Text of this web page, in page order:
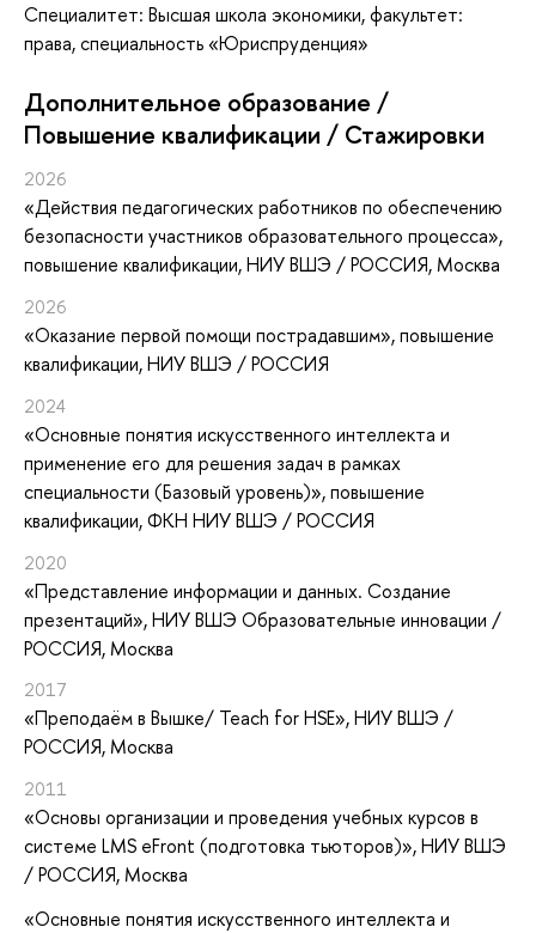
Специалитет: Высшая школа экономики, факультет:
права, специальность «Юриспруденция»
Дополнительное образование /
Повышение квалификации / Стажировки
2026
«Действия педагогических работников по обеспечению
безопасности участников образовательного процесса»,
повышение квалификации, НИУ ВШЭ / РОССИЯ, Москва
2026
«Оказание первой помощи пострадавшим», повышение
квалификации, НИУ ВШЭ / РОССИЯ
2024
«Основные понятия искусственного интеллекта и
применение его для решения задач в рамках
специальности (Базовый уровень)», повышение
квалификации, ФКН НИУ ВШЭ / РОССИЯ
2020
«Представление информации и данных. Создание
презентаций», НИУ ВШЭ Образовательные инновации /
РОССИЯ, Москва
2017
«Преподаём в Вышке/ Teach for HSE», НИУ ВШЭ /
РОССИЯ, Москва
2011
«Основы организации и проведения учебных курсов в
системе LMS eFront (подготовка тьюторов)», НИУ ВШЭ
/ РОССИЯ, Москва
«Основные понятия искусственного интеллекта и